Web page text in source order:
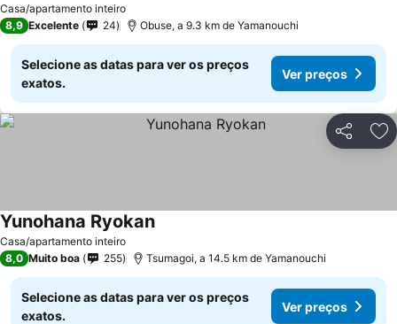
Casa/apartamento inteiro
8,9 Excelente 24 Obuse, a 9.3 km de Yamanouchi
Selecione as datas para ver os preços
exatos.
Ver preços
Partilhar
Casa/apartamento inteiro
Yunohana Ryokan
8,0 Muito boa 255 Tsumagoi, a 14.5 km de Yamanouchi
Selecione as datas para ver os preços
exatos.
Ver preços